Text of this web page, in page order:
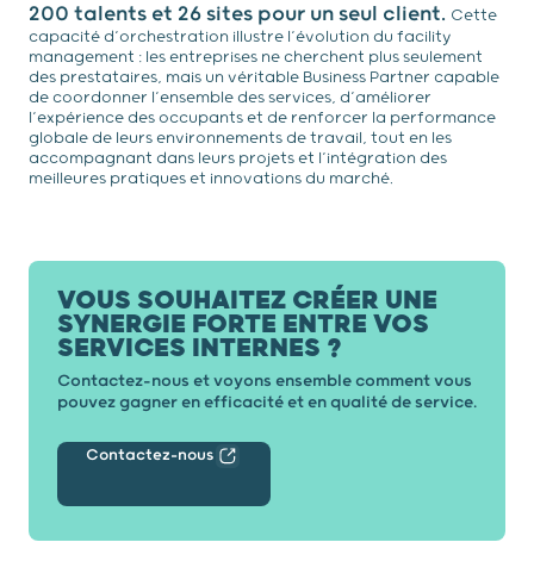
200 talents et 26 sites pour un seul client. Cette
capacité d’orchestration illustre l’évolution du facility
management : les entreprises ne cherchent plus seulement
des prestataires, mais un véritable Business Partner capable
de coordonner l’ensemble des services, d’améliorer
l’expérience des occupants et de renforcer la performance
globale de leurs environnements de travail, tout en les
accompagnant dans leurs projets et l’intégration des
meilleures pratiques et innovations du marché.
VOUS SOUHAITEZ CRÉER UNE
SYNERGIE FORTE ENTRE VOS
SERVICES INTERNES ?
Contactez-nous et voyons ensemble comment vous
pouvez gagner en efficacité et en qualité de service.
Contactez-nous